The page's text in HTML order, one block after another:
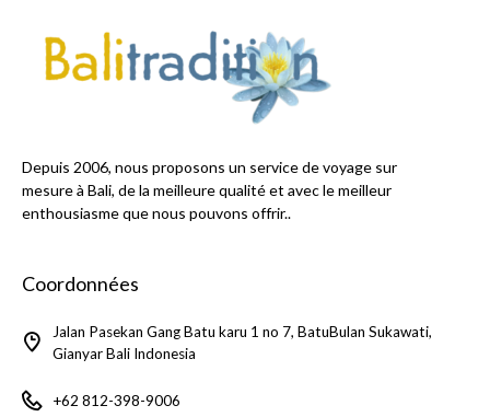
Depuis 2006, nous proposons un service de voyage sur
mesure à Bali, de la meilleure qualité et avec le meilleur
enthousiasme que nous pouvons offrir..
Coordonnées
Jalan Pasekan Gang Batu karu 1 no 7, BatuBulan Sukawati,
Gianyar Bali Indonesia
+62 812-398-9006